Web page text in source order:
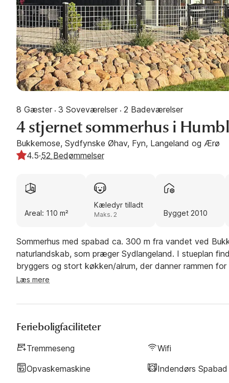
8 Gæster · 3 Soveværelser · 2 Badeværelser
4 stjernet sommerhus i
Bukkemose, Sydfynske Øhav, Fyn, Langeland og Ærø
4.5·52 Bedømmelser
Areal: 110 m²
Kæledyr tilladt
Maks. 2 Bygget 2010
Sommerhus med spabad ca. 300 m fra vandet ved
naturlandskab, som præger Sydlangeland. I stueplan
bryggers og stort køkken/alrum, der danner rammen
den store terrasse, hvorfra I har udsigt over en lille sø.
med to enkeltsenge, badeværelse med bruseniche og
gåafstand til flere hyggelige aktiviteter. Der er bl.a.
Læs mere
Ferieboligfaciliteter
Tremmeseng Wifi
Opvaskemaskine
Indendørs Spabad